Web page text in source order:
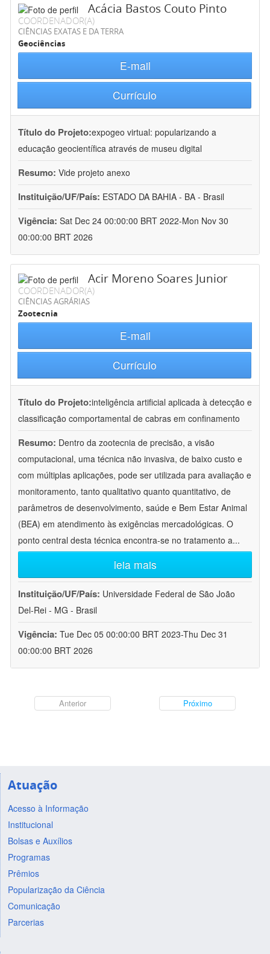
Acácia Bastos Couto Pinto
COORDENADOR(A)
CIÊNCIAS EXATAS E DA TERRA
Geociências
E-mail
Currículo
Título do Projeto:expogeo virtual: popularizando a
educação geocientífica através de museu digital
Resumo: Vide projeto anexo
Instituição/UF/País: ESTADO DA BAHIA - BA - Brasil
Vigência: Sat Dec 24 00:00:00 BRT 2022-Mon Nov 30
00:00:00 BRT 2026
Acir Moreno Soares Junior
COORDENADOR(A)
CIÊNCIAS AGRÁRIAS
Zootecnia
E-mail
Currículo
Título do Projeto:inteligência artificial aplicada à detecção e
classificação comportamental de cabras em confinamento
Resumo: Dentro da zootecnia de precisão, a visão
computacional, uma técnica não invasiva, de baixo custo e
com múltiplas aplicações, pode ser utilizada para avaliação e
monitoramento, tanto qualitativo quanto quantitativo, de
parâmetros de desenvolvimento, saúde e Bem Estar Animal
(BEA) em atendimento às exigências mercadológicas. O
ponto central desta técnica encontra-se no tratamento a...
leia mais
Instituição/UF/País: Universidade Federal de São João
Del-Rei - MG - Brasil
Vigência: Tue Dec 05 00:00:00 BRT 2023-Thu Dec 31
00:00:00 BRT 2026
Anterior Próximo
Atuação
Acesso à Informação
Institucional
Bolsas e Auxílios
Programas
Prêmios
Popularização da Ciência
Comunicação
Parcerias